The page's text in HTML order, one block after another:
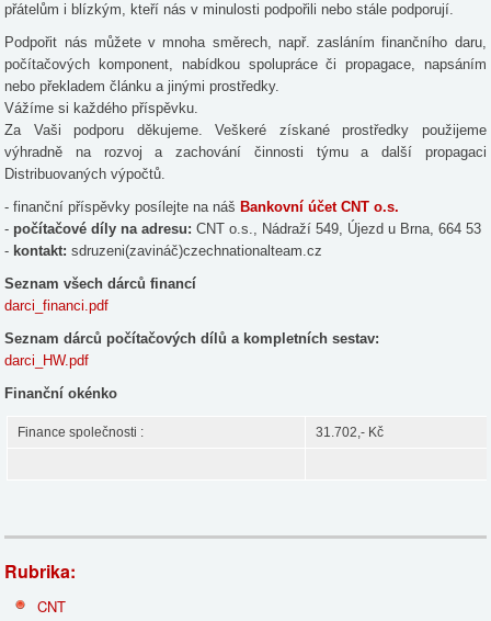
přátelům i blízkým, kteří nás v minulosti podpořili nebo stále podporují.
Podpořit nás můžete v mnoha směrech, např. zasláním finančního daru,
počítačových komponent, nabídkou spolupráce či propagace, napsáním
nebo překladem článku a jinými prostředky.
Vážíme si každého příspěvku.
Za Vaši podporu děkujeme. Veškeré získané prostředky použijeme
výhradně na rozvoj a zachování činnosti týmu a další propagaci
Distribuovaných výpočtů.
- finanční příspěvky posílejte na náš Bankovní účet CNT o.s.
- počítačové díly na adresu: CNT o.s., Nádraží 549, Újezd u Brna, 664 53
- kontakt: sdruzeni(zavináč)czechnationalteam.cz
Seznam všech dárců financí
darci_financi.pdf
Seznam dárců počítačových dílů a kompletních sestav:
darci_HW.pdf
Finanční okénko
Finance společnosti : 31.702,- Kč
Rubrika:
CNT